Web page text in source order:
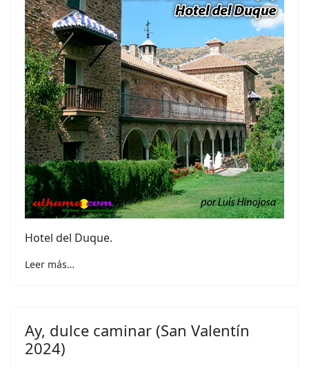
Hotel del Duque.
Leer más…
Ay, dulce caminar (San Valentín
2024)